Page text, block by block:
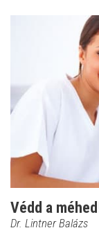
Védd a
Dr. Lintner Balázs